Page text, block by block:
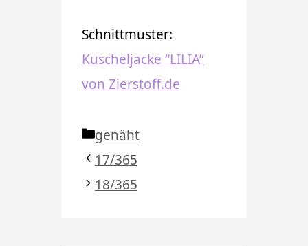
Schnittmuster:
Kuscheljacke “LILIA”
von Zierstoff.de
Kategorien
genäht
17/365
18/365